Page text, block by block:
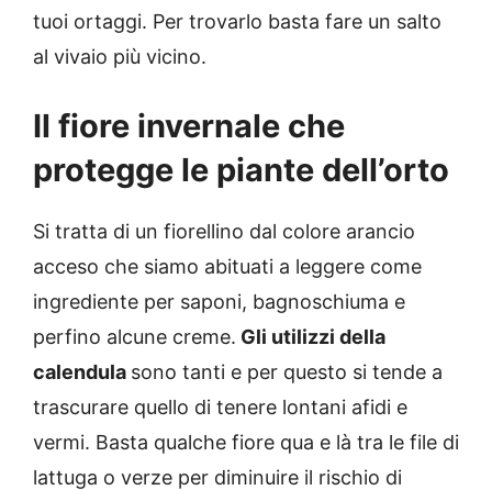
tuoi ortaggi. Per trovarlo basta fare un salto
al vivaio più vicino.
Il fiore invernale che
protegge le piante dell’orto
Si tratta di un fiorellino dal colore arancio
acceso che siamo abituati a leggere come
ingrediente per saponi, bagnoschiuma e
perfino alcune creme. Gli utilizzi della
calendula sono tanti e per questo si tende a
trascurare quello di tenere lontani afidi e
vermi. Basta qualche fiore qua e là tra le file di
lattuga o verze per diminuire il rischio di